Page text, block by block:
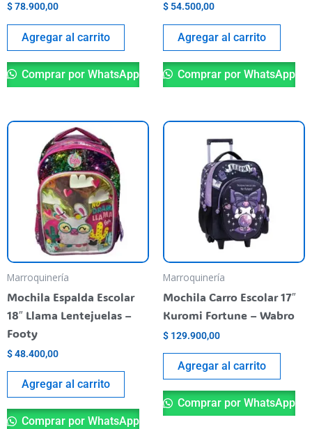
$78.900,00
Agregar al carrito
Comprar por WhatsApp
$ 54.500,00
Agregar al carrito
Comprar por WhatsApp
Marroquinería
Mochila Espalda Escolar
18″ Llama Lentejuelas –
Footy
$48.400,00
Agregar al carrito
Comprar por WhatsApp
Marroquinería
Mochila Carro Escolar 17″
Kuromi Fortune – Wabro
$ 129.900,00
Agregar al carrito
Comprar por WhatsApp